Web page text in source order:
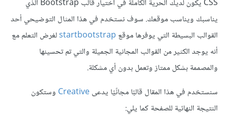
CSS يكون لديك الحرية الكاملة في اختيار قالب Bootstrap الذي
يناسبك ويناسب موقعك. سوف نستخدم في هذا المثال التوضيحي أحد
القوالب البسيطة التي يوفرها موقع startbootstrapلغرض التعلم مع
أنه يوجد الكثير من القوالب المجانية الجميلة والتي تم تحسينها
والمصممة بشكل ممتاز وتعمل بدون أي مشكلة.
سنستخدم في هذا المقال قالبًا مجانًيًا يدعىCreative وستكون
النتيجة النهائية للصفحة كما يلي: